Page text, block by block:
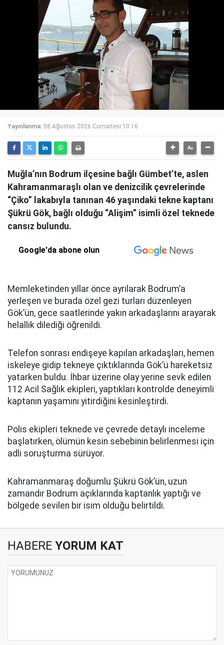
Yayınlanma: 08 Ağustos 2026 Cumartesi 10:16
Muğla’nın Bodrum ilçesine bağlı Gümbet’te, aslen
Kahramanmaraşlı olan ve denizcilik çevrelerinde
“Çiko” lakabıyla tanınan 46 yaşındaki tekne kaptanı
Şükrü Gök, bağlı olduğu “Alişim” isimli özel teknede
cansız bulundu.
Google'da abone olun
Memleketinden yıllar önce ayrılarak Bodrum’a
yerleşen ve burada özel gezi turları düzenleyen
Gök’ün, gece saatlerinde yakın arkadaşlarını arayarak
helallik dilediği öğrenildi.
Telefon sonrası endişeye kapılan arkadaşları, hemen
iskeleye gidip tekneye çıktıklarında Gök’ü hareketsiz
yatarken buldu. İhbar üzerine olay yerine sevk edilen
112 Acil Sağlık ekipleri, yaptıkları kontrolde deneyimli
kaptanın yaşamını yitirdiğini kesinleştirdi.
Polis ekipleri teknede ve çevrede detaylı inceleme
başlatırken, ölümün kesin sebebinin belirlenmesi için
adli soruşturma sürüyor.
Kahramanmaraş doğumlu Şükrü Gök’ün, uzun
zamandır Bodrum açıklarında kaptanlık yaptığı ve
bölgede sevilen bir isim olduğu belirtildi.
HABERE YORUM KAT